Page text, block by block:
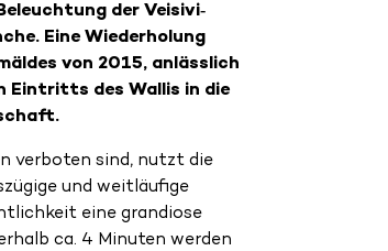
der Veisivi‐
Eine Wiederholung
von 2015, anlässlich
Eintritts des Wallis in die
verboten sind, nutzt die
und weitläufige
eine grandiose
ca. 4 Minuten werden